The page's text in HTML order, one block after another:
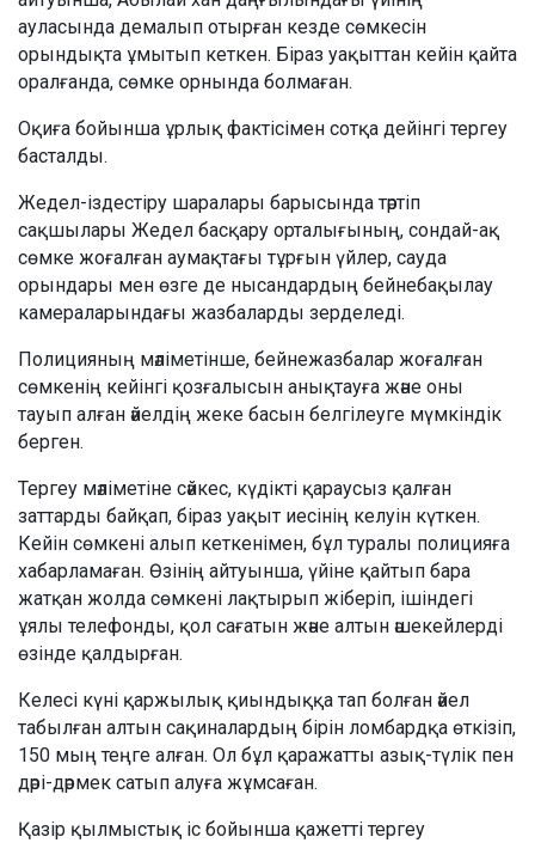
ауласында демалып отырған кезде сөмкесін
орындықта ұмытып кеткен. Біраз уақыттан кейін қайта
оралғанда, сөмке орнында болмаған.
Оқиға бойынша ұрлық фактісімен сотқа дейінгі тергеу
басталды.
Жедел-іздестіру шаралары барысында тәртіп
сақшылары Жедел басқару орталығының, сондай-ақ
сөмке жоғалған аумақтағы тұрғын үйлер, сауда
орындары мен өзге де нысандардың бейнебақылау
камераларындағы жазбаларды зерделеді.
Полицияның мәліметінше, бейнежазбалар жоғалған
сөмкенің кейінгі қозғалысын анықтауға және оны
тауып алған әйелдің жеке басын белгілеуге мүмкіндік
берген.
Тергеу мәліметіне сәйкес, күдікті қараусыз қалған
заттарды байқап, біраз уақыт иесінің келуін күткен.
Кейін сөмкені алып кеткенімен, бұл туралы полицияға
хабарламаған. Өзінің айтуынша, үйіне қайтып бара
жатқан жолда сөмкені лақтырып жіберіп, ішіндегі
ұялы телефонды, қол сағатын және алтын әшекейлерді
өзінде қалдырған.
Келесі күні қаржылық қиындыққа тап болған әйел
табылған алтын сақиналардың бірін ломбардқа өткізіп,
150 мың теңге алған. Ол бұл қаражатты азық-түлік пен
дәрі-дәрмек сатып алуға жұмсаған.
Қазір қылмыстық іс бойынша қажетті тергеу